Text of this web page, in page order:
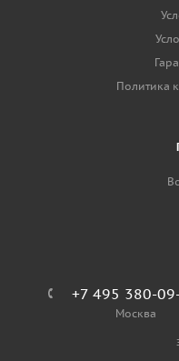
Политика
+7 495 380-
Москва